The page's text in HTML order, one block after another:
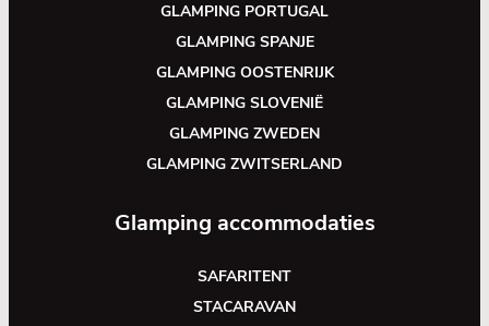
GLAMPING PORTUGAL
GLAMPING SPANJE
GLAMPING OOSTENRIJK
GLAMPING SLOVENIË
GLAMPING ZWEDEN
GLAMPING ZWITSERLAND
Glamping accommodaties
SAFARITENT
STACARAVAN